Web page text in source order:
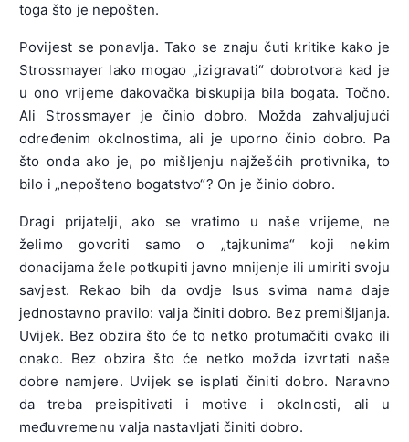
toga što je nepošten.
Povijest se ponavlja. Tako se znaju čuti kritike kako je
Strossmayer lako mogao „izigravati“ dobrotvora kad je
u ono vrijeme đakovačka biskupija bila bogata. Točno.
Ali Strossmayer je činio dobro. Možda zahvaljujući
određenim okolnostima, ali je uporno činio dobro. Pa
što onda ako je, po mišljenju najžešćih protivnika, to
bilo i „nepošteno bogatstvo“? On je činio dobro.
Dragi prijatelji, ako se vratimo u naše vrijeme, ne
želimo govoriti samo o „tajkunima“ koji nekim
donacijama žele potkupiti javno mnijenje ili umiriti svoju
savjest. Rekao bih da ovdje Isus svima nama daje
jednostavno pravilo: valja činiti dobro. Bez premišljanja.
Uvijek. Bez obzira što će to netko protumačiti ovako ili
onako. Bez obzira što će netko možda izvrtati naše
dobre namjere. Uvijek se isplati činiti dobro. Naravno
da treba preispitivati i motive i okolnosti, ali u
međuvremenu valja nastavljati činiti dobro.